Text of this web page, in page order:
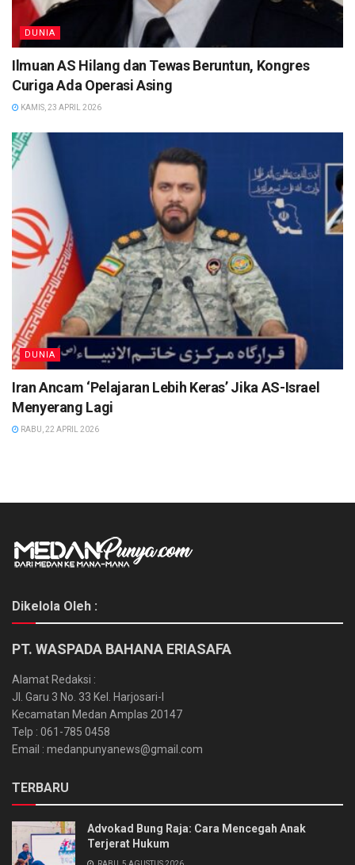
DUNIA
Ilmuan AS Hilang dan Tewas Beruntun, Kongres
Curiga Ada Operasi Asing
KAMIS, 23 APRIL 2026
DUNIA
Iran Ancam ‘Pelajaran Lebih Keras’ Jika AS-Israel
Menyerang Lagi
RABU, 22 APRIL 2026
Dikelola Oleh :
PT. WASPADA BAHANA ERIASAFA
Alamat Redaksi :
Jl. Garu 3 No. 33 Kel. Harjosari-I
Kecamatan Medan Amplas 20147
Telp : 061-785 0458
Email : medanpunyanews@gmail.com
TERBARU
Advokad Bung Raja: Cara Mencegah Anak
Terjerat Hukum